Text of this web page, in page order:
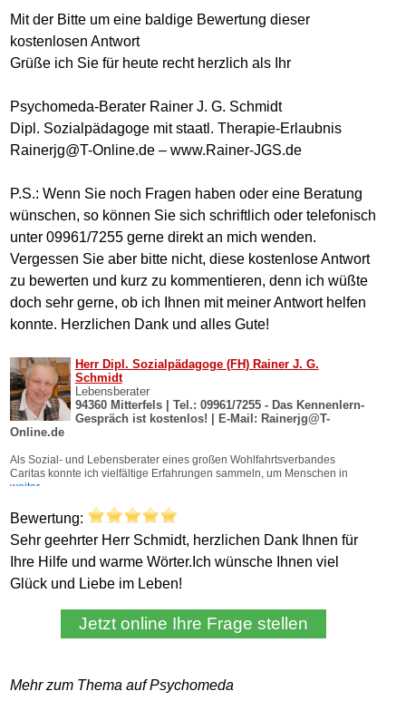
Mit der Bitte um eine baldige Bewertung dieser
kostenlosen Antwort
Grüße ich Sie für heute recht herzlich als Ihr
Psychomeda-Berater Rainer J. G. Schmidt
Dipl. Sozialpädagoge mit staatl. Therapie-Erlaubnis
Rainerjg@T-Online.de – www.Rainer-JGS.de
P.S.: Wenn Sie noch Fragen haben oder eine Beratung
wünschen, so können Sie sich schriftlich oder telefonisch
unter 09961/7255 gerne direkt an mich wenden.
Vergessen Sie aber bitte nicht, diese kostenlose Antwort
zu bewerten und kurz zu kommentieren, denn ich wüßte
doch sehr gerne, ob ich Ihnen mit meiner Antwort helfen
konnte. Herzlichen Dank und alles Gute!
Bewertung:
Sehr geehrter Herr Schmidt, herzlichen Dank Ihnen für
Ihre Hilfe und warme Wörter.Ich wünsche Ihnen viel
Glück und Liebe im Leben!
Mehr zum Thema auf Psychomeda